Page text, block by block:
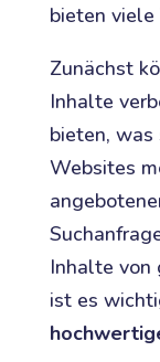
bieten viele
Zunächst
Inhalte
bieten, was
Websites
Inhalte von
ist es